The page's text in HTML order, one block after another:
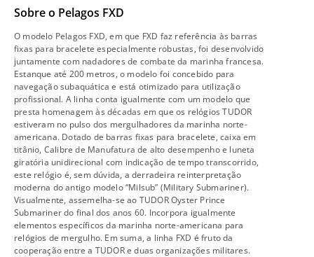
Sobre o Pelagos FXD
O modelo Pelagos FXD, em que FXD faz referência às barras
fixas para bracelete especialmente robustas, foi desenvolvido
juntamente com nadadores de combate da marinha francesa.
Estanque até 200 metros, o modelo foi concebido para
navegação subaquática e está otimizado para utilização
profissional. A linha conta igualmente com um modelo que
presta homenagem às décadas em que os relógios TUDOR
estiveram no pulso dos mergulhadores da marinha norte-
americana. Dotado de barras fixas para bracelete, caixa em
titânio, Calibre de Manufatura de alto desempenho e luneta
giratória unidirecional com indicação de tempo transcorrido,
este relógio é, sem dúvida, a derradeira reinterpretação
moderna do antigo modelo “Milsub” (Military Submariner).
Visualmente, assemelha-se ao TUDOR Oyster Prince
Submariner do final dos anos 60. Incorpora igualmente
elementos específicos da marinha norte-americana para
relógios de mergulho. Em suma, a linha FXD é fruto da
cooperação entre a TUDOR e duas organizações militares.